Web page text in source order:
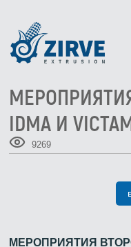
IDMA И
9269
МЕРОПРИЯТИЯ